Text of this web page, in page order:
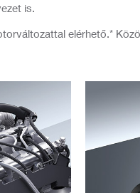
is.
elérhető.*